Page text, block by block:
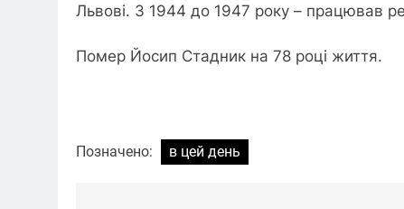
Львові. З 1944 до 1947 року – працював
Помер Йосип Стадник на 78 році життя.
Позначено: в цей день